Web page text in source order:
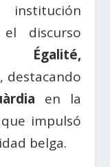
discurso
Égalité,
, destacando
en la
impulsó
belga.